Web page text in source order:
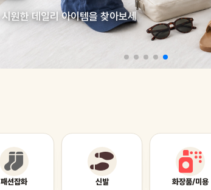
원한 데일리 아이템을 찾아보세
패션잡화 신발 화장품/미용